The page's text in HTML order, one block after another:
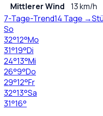
Mittlerer Wind
13 km/h
7-Tage-Trend14 Tage →
So
32°12°Mo
31°19°Di
24°13°Mi
26°9°Do
29°12°Fr
32°13°Sa
31°16°